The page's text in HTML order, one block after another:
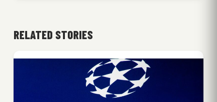
RELATED STORIES